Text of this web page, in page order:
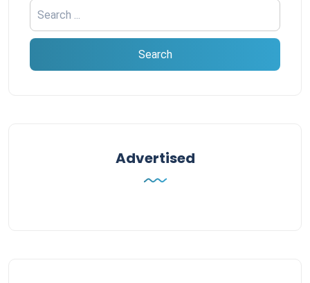
Advertised